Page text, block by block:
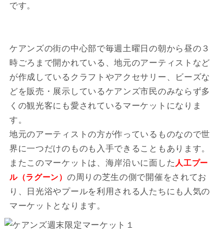
です。
ケアンズの街の中心部で毎週土曜日の朝から昼の３
時ごろまで開かれている、地元のアーティストなど
が作成しているクラフトやアクセサリー、ビーズな
どを販売・展示しているケアンズ市民のみならず多
くの観光客にも愛されているマーケットになりま
す。
地元のアーティストの方が作っているものなので世
界に一つだけのものも入手できることもあります。
またこのマーケットは、海岸沿いに面した 人工プー
ル（ラグーン） の周りの芝生の側で開催をされてお
り、日光浴やプールを利用される人たちにも人気の
マーケットとなります。